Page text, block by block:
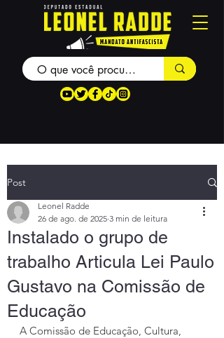
Post
Instalado o grupo de
trabalho Articula Lei Paulo
Gustavo na Comissão de
Educação
Leonel Radde
26 de ago. de 2025 3 min de leitura
A Comissão de Educação, Cultura,